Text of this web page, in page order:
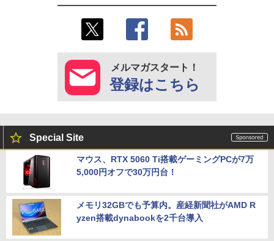
メルマガスタート！
登録はこちら
Special Site
マウス、RTX 5060 Ti搭載ゲーミングPCが7万
5,000円オフで30万円台！
メモリ32GBでも予算内。産経新聞社がAMD R
yzen搭載dynabookを2千台導入